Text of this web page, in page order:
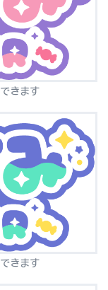
きます
きます